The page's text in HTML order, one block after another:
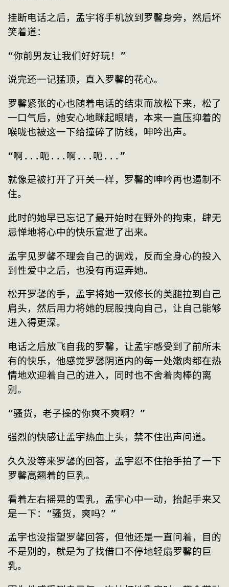
挂断电话之后，孟宇将手机放到罗馨身旁，然后坏
笑着道：
“你前男友让我们好好玩！”
说完还一记猛顶，直入罗馨的花心。
罗馨紧张的心也随着电话的结束而放松下来，松了
一口气后，她安心地眯起眼睛，本来一直压抑着的
喉咙也被这一下给撞碎了防线，呻吟出声。
“啊...呃...啊...呃...”
就像是被打开了开关一样，罗馨的呻吟再也遏制不
住。
此时的她早已忘记了最开始时在野外的拘束，肆无
忌惮地将心中的快乐宣泄了出来。
孟宇见罗馨不理会自己的调戏，反而全身心的投入
到性爱中之后，也没有再逗弄她。
松开罗馨的手，孟宇将她一双修长的美腿拉到自己
肩头，然后用力将她的屁股拽向自己，让自己能够
进入得更深。
电话之后放飞自我的罗馨，让孟宇感受到了前所未
有的快乐，他感觉罗馨阴道内的每一处嫩肉都在热
情地欢迎着自己的进入，同时也不舍着肉棒的离
别。
“骚货，老子操的你爽不爽啊？”
强烈的快感让孟宇热血上头，禁不住出声问道。
久久没等来罗馨的回答，孟宇忍不住抬手拍了一下
罗馨高翘着的巨乳。
看着左右摇晃的雪乳，孟宇心中一动，抬起手来又
是一下：“骚货，爽吗？”
孟宇也没指望罗馨回答，但他还是一直问着，目的
不是别的，就是为了找借口不停地轻扇罗馨的巨
乳。